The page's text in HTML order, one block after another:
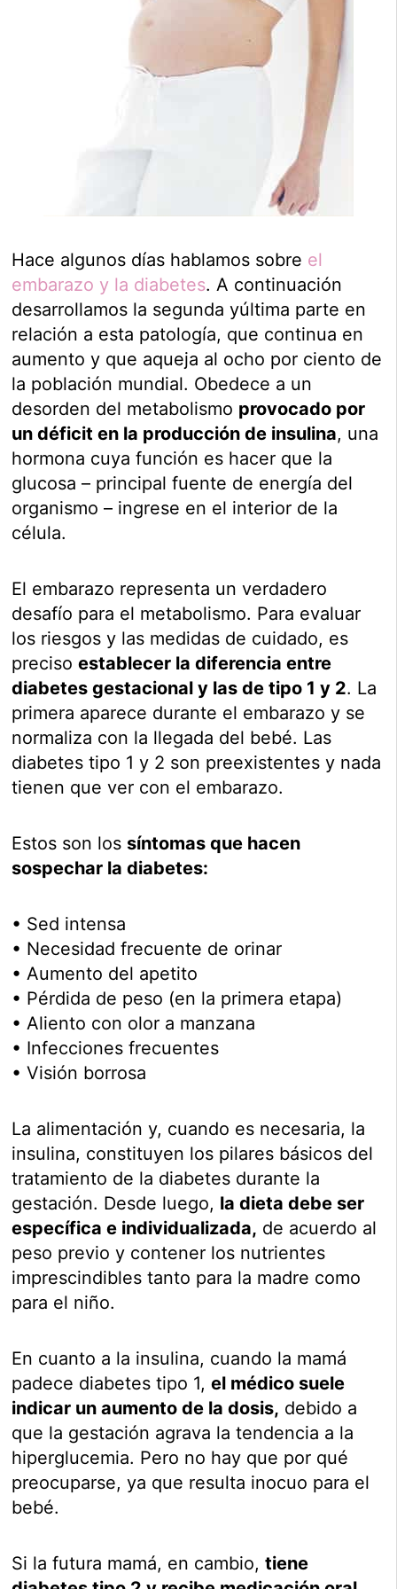
Hace algunos días hablamos sobre el
embarazo y la diabetes. A continuación
desarrollamos la segunda yúltima parte en
relación a esta patología, que continua en
aumento y que aqueja al ocho por ciento de
la población mundial. Obedece a un
desorden del metabolismo provocado por
un déficit en la producción de insulina, una
hormona cuya función es hacer que la
glucosa – principal fuente de energía del
organismo – ingrese en el interior de la
célula.
El embarazo representa un verdadero
desafío para el metabolismo. Para evaluar
los riesgos y las medidas de cuidado, es
precisoestablecer la diferencia entre
diabetes gestacional y las de tipo 1 y 2. La
primera aparece durante el embarazo y se
normaliza con la llegada del bebé. Las
diabetes tipo 1 y 2 son preexistentes y nada
tienen que ver con el embarazo.
Estos son los síntomas que hacen
sospechar la diabetes:
• Sed intensa
• Necesidad frecuente de orinar
• Aumento del apetito
• Pérdida de peso (en la primera etapa)
• Aliento con olor a manzana
• Infecciones frecuentes
• Visión borrosa
La alimentación y, cuando es necesaria, la
insulina, constituyen los pilares básicos del
tratamiento de la diabetes durante la
gestación. Desde luego, la dieta debe ser
específica e individualizada, de acuerdo al
peso previo y contener los nutrientes
imprescindibles tanto para la madre como
para el niño.
En cuanto a la insulina, cuando la mamá
padece diabetes tipo 1,el médico suele
indicar un aumento de la dosis, debido a
que la gestación agrava la tendencia a la
hiperglucemia. Pero no hay que por qué
preocuparse, ya que resulta inocuo para el
bebé.
Si la futura mamá, en cambio,tiene